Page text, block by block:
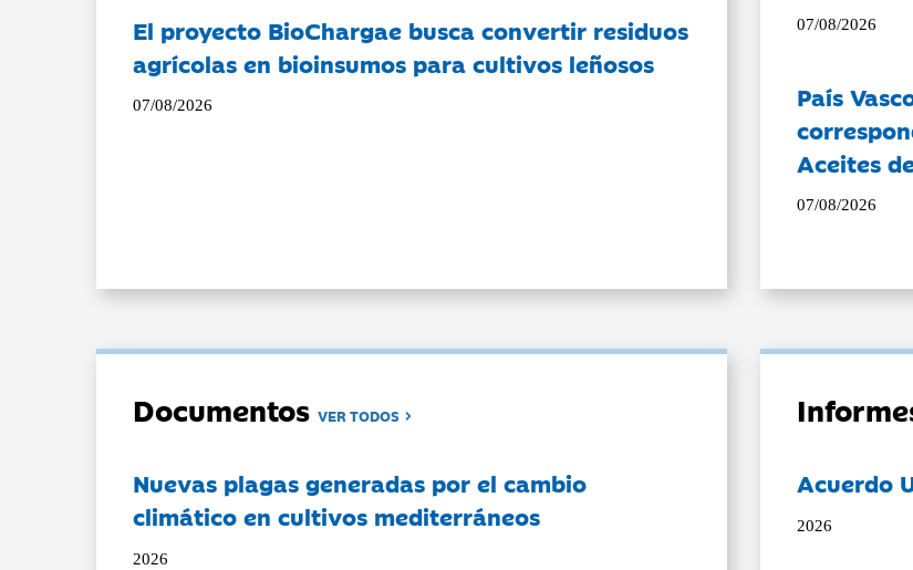
El proyecto BioChargae busca convertir residuos
agrícolas en bioinsumos para cultivos leñosos
07/08/2026
07/08/2026
País
Aceites
07/08/2026
DocumentosVER TODOS
Nuevas plagas generadas por el cambio
climático en cultivos mediterráneos
2026
Acuerdo
2026